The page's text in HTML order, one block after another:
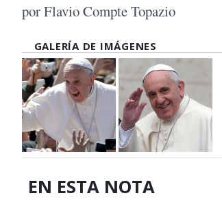
por Flavio Compte Topazio
GALERÍA DE IMÁGENES
EN ESTA NOTA